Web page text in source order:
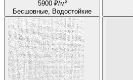
5900 ₽/м²
Бесшовные, Водостойкие